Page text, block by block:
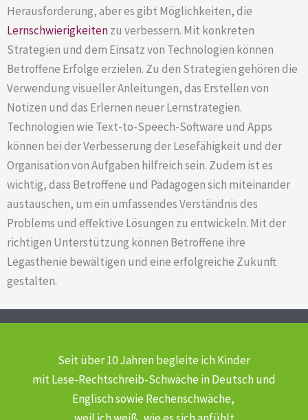
Herausforderung, aber es gibt Möglichkeiten, die
Lernschwierigkeitenzu verbessern. Mit konkreten
Strategien und dem Einsatz von Technologien können
Betroffene Erfolge erzielen. Zu den Strategien gehören die
Verwendung visueller Anleitungen, das Erstellen von
Notizen und das Erlernen neuer Lernstrategien.
Technologien wie Text-to-Speech-Software und Apps
können bei der Verbesserung der Lesefähigkeit und der
Organisation von Aufgaben hilfreich sein. Zudem ist es
wichtig, dass Betroffene und Pädagogen sich miteinander
austauschen, um ein umfassendes Verständnis des
Problems und effektive Lösungen zu entwickeln. Mit der
richtigen Unterstützung können Betroffene ihre
Legasthenie bewältigen und eine erfolgreiche Zukunft
gestalten.
Seit über 10 Jahren begleite ich Kinder
mit Lese-Rechtschreib-Schwächein Deutsch und
Englisch sowie Rechenschwäche,